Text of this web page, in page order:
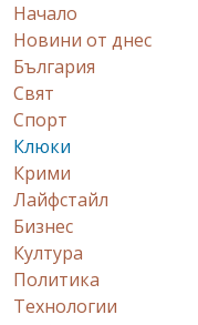
Начало
Новини от днес
България
Свят
Спорт
Клюки
Крими
Лайфстайл
Бизнес
Култура
Политика
Технологии